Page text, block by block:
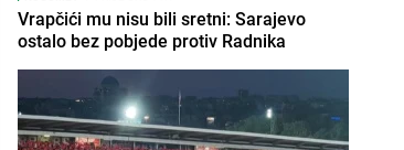
Vrapčići mu nisu bili sretni: Sarajevo
ostalo bez pobjede protiv Radnika